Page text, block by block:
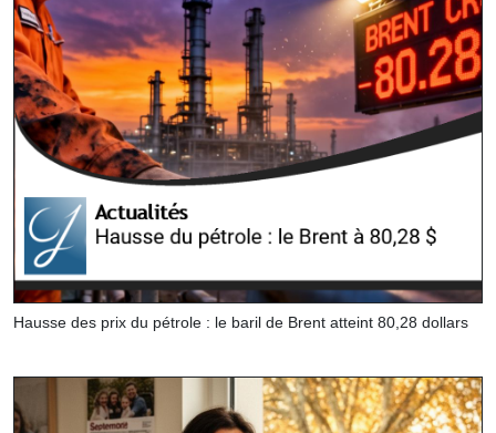
Hausse des prix du pétrole : le baril de Brent atteint 80,28 dollars